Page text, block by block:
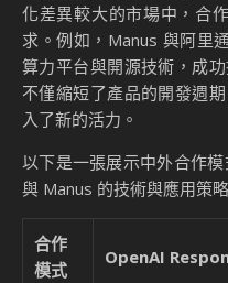
化差異較大的市場中，合
求。例如，Manus 與阿里
算力平台與開源技術，成
不僅縮短了產品的開發週
入了新的活力。
以下是一張展示中外合作
與 Manus 的技術與應用策略
合作
模式
OpenAI